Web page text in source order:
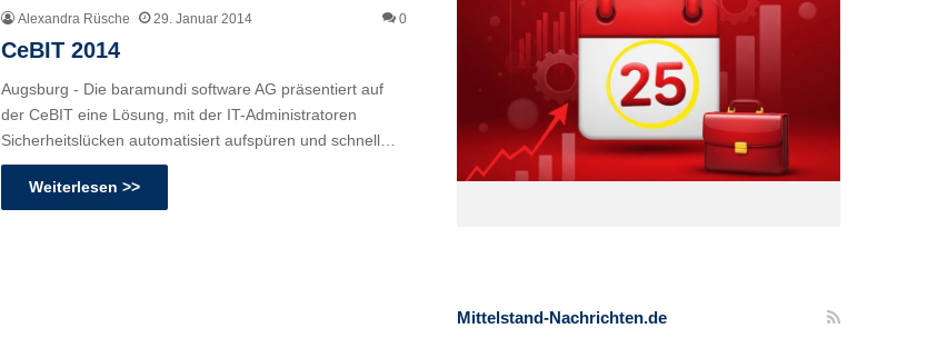
Alexandra Rüsche 29. Januar 2014 0
CeBIT 2014
Augsburg - Die baramundi software AG präsentiert auf
der CeBIT eine Lösung, mit der IT-Administratoren
Sicherheitslücken automatisiert aufspüren und schnell…
Weiterlesen >>
Mittelstand-Nachrichten.de